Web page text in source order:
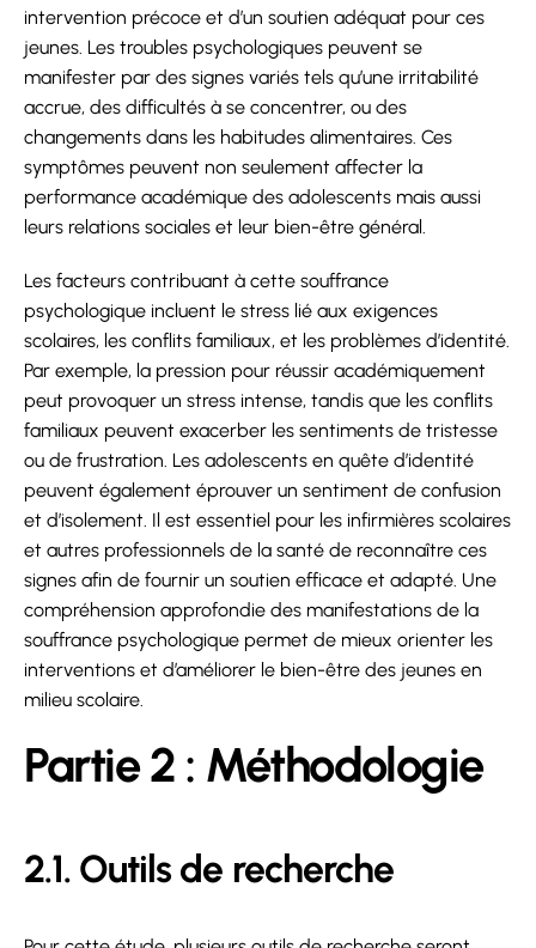
intervention précoce et d’un soutien adéquat pour ces
jeunes. Les troubles psychologiques peuvent se
manifester par des signes variés tels qu’une irritabilité
accrue, des difficultés à se concentrer, ou des
changements dans les habitudes alimentaires. Ces
symptômes peuvent non seulement affecter la
performance académique des adolescents mais aussi
leurs relations sociales et leur bien-être général.
Les facteurs contribuant à cette souffrance
psychologique incluent le stress lié aux exigences
scolaires, les conflits familiaux, et les problèmes d’identité.
Par exemple, la pression pour réussir académiquement
peut provoquer un stress intense, tandis que les conflits
familiaux peuvent exacerber les sentiments de tristesse
ou de frustration. Les adolescents en quête d’identité
peuvent également éprouver un sentiment de confusion
et d’isolement. Il est essentiel pour les infirmières scolaires
et autres professionnels de la santé de reconnaître ces
signes afin de fournir un soutien efficace et adapté. Une
compréhension approfondie des manifestations de la
souffrance psychologique permet de mieux orienter les
interventions et d’améliorer le bien-être des jeunes en
milieu scolaire.
Partie 2 : Méthodologie
2.1. Outils de recherche